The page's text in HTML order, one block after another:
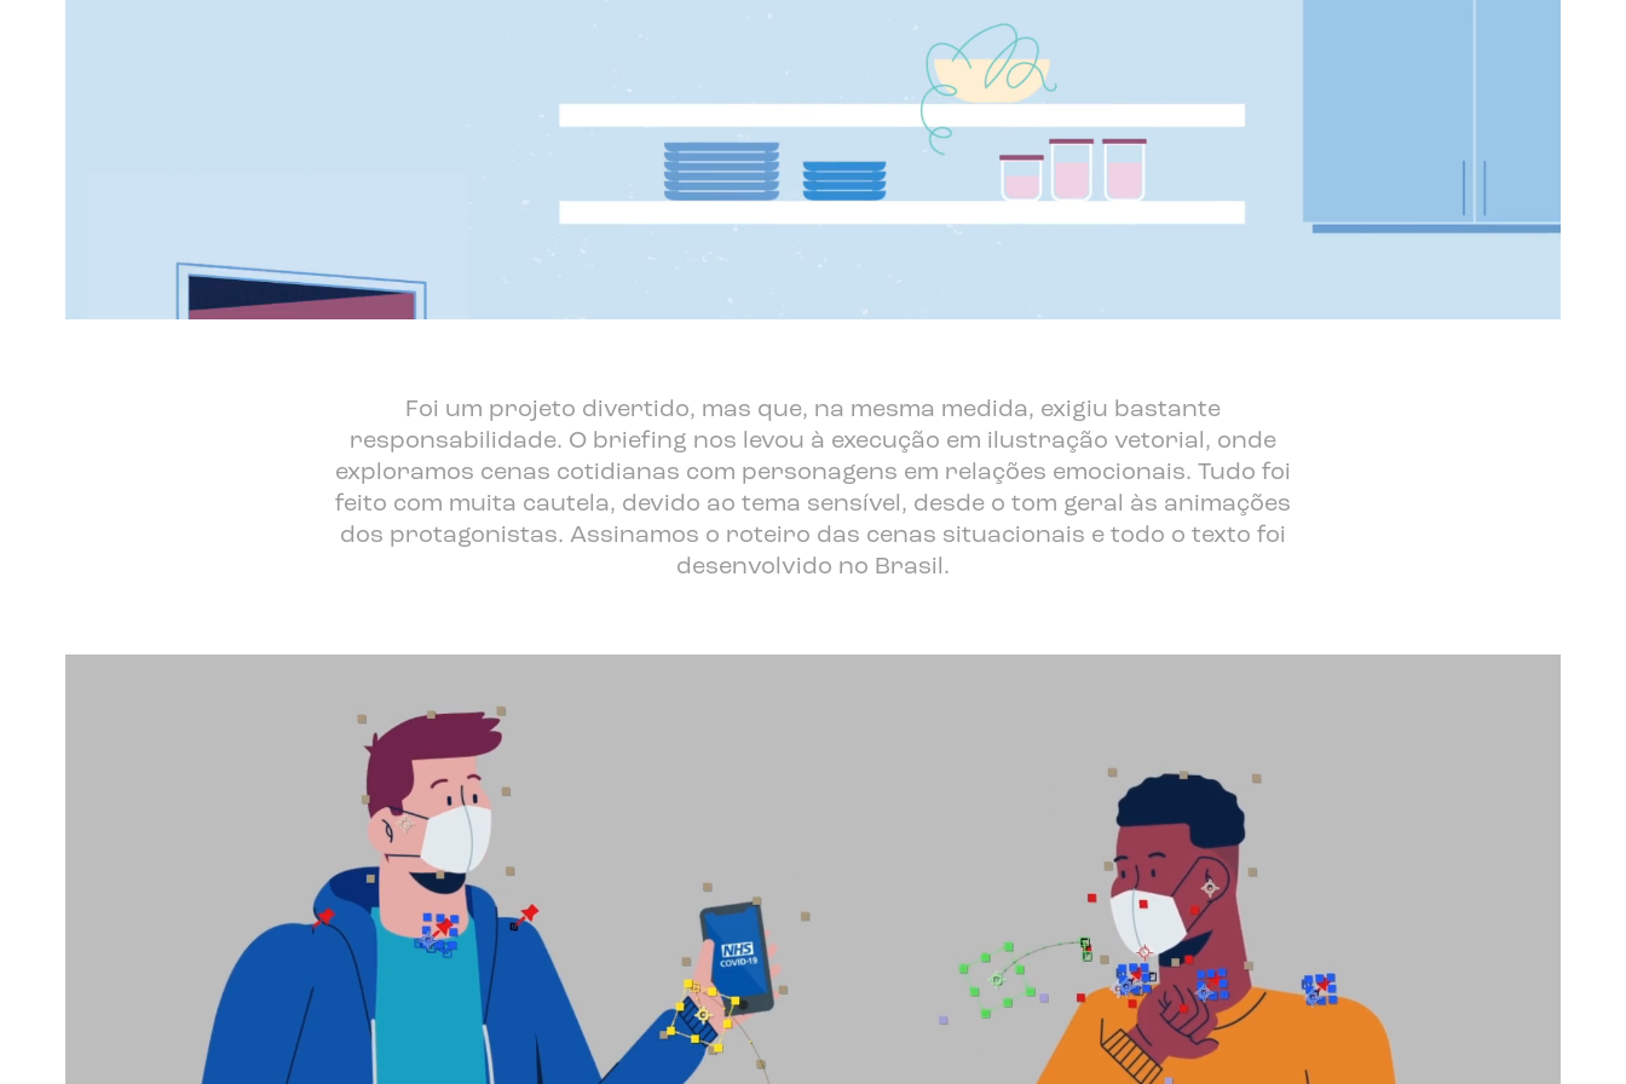
Foi um projeto divertido, mas que, na mesma medida, exigiu bastante
responsabilidade. O briefing nos levou à execução em ilustração vetorial, onde
exploramos cenas cotidianas com personagens em relações emocionais. Tudo foi
feito com muita cautela, devido ao tema sensível, desde o tom geral às animações
dos protagonistas. Assinamos o roteiro das cenas situacionais e todo o texto foi
desenvolvido no Brasil.